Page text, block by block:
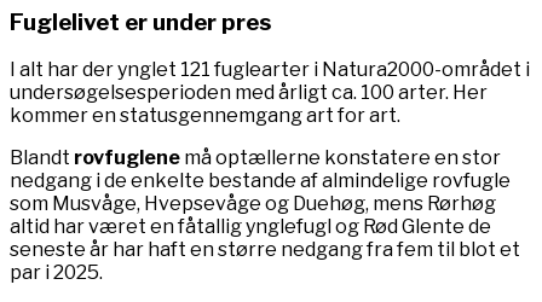
Fuglelivet er under pres
I alt har der ynglet 121 fuglearter i Natura2000-området i
undersøgelsesperioden med årligt ca. 100 arter. Her
kommer en statusgennemgang art for art.
Blandt rovfuglene må optællerne konstatere en stor
nedgang i de enkelte bestande af almindelige rovfugle
som Musvåge, Hvepsevåge og Duehøg, mens Rørhøg
altid har været en fåtallig ynglefugl og Rød Glente de
seneste år har haft en større nedgang fra fem til blot et
par i 2025.